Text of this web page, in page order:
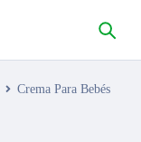
Crema Para Bebés